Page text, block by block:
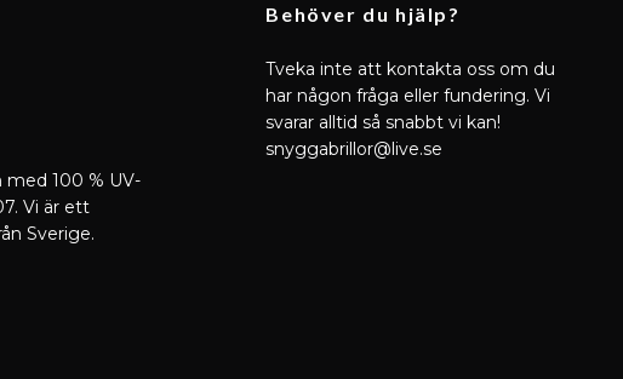
med 100 % UV-
Vi är ett
Sverige.
Behöver du hjälp?
Tveka inte att kontakta oss om du
har någon fråga eller fundering. Vi
svarar alltid så snabbt vi kan!
snyggabrillor@live.se